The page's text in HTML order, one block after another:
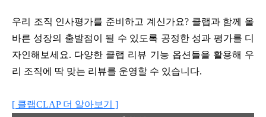
우리 조직 인사평가를 준비하고 계신가요? 클랩과 함께 올
바른 성장의 출발점이 될 수 있도록 공정한 성과 평가를 디
자인해보세요. 다양한 클랩 리뷰 기능 옵션들을 활용해 우
리 조직에 딱 맞는 리뷰를 운영할 수 있습니다.
[ 클랩CLAP 더 알아보기 ]